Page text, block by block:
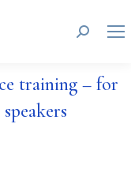
Search:
training – for